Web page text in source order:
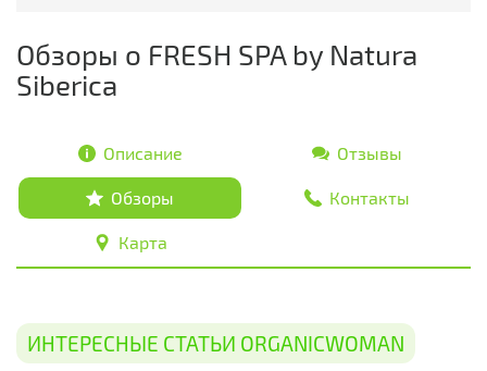
Обзоры о FRESH SPA by Natura
Siberica
Описание Отзывы
Обзоры Контакты
Карта
ИНТЕРЕСНЫЕ СТАТЬИ ORGANICWOMAN